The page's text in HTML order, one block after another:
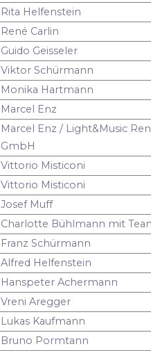
Rita Helfenstein
René Carlin
Guido Geisseler
Viktor Schürmann
Monika Hartmann
Marcel Enz
Marcel Enz / Light&Music
GmbH
Vittorio Misticoni
Vittorio Misticoni
Josef Muff
Charlotte Bühlmann mit
Franz Schürmann
Alfred Helfenstein
Hanspeter Achermann
Vreni Aregger
Lukas Kaufmann
Bruno Pormtann